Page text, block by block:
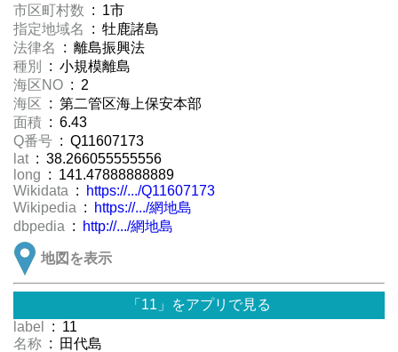
市区町村数 : 1市
指定地域名
: 牡鹿諸島
法律名
: 離島振興法
種別
: 小規模離島
海区NO : 2
海区 : 第二管区海上保安本部
面積 : 6.43
Q番号 : Q11607173
lat : 38.266055555556
long : 141.47888888889
Wikidata :
https://.../Q11607173
Wikipedia :
https://.../網地島
dbpedia : http://.../網地島
地図を表示
「11」をアプリで見る
label
: 11
名称 : 田代島